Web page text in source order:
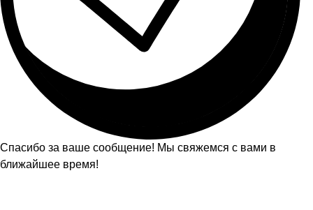
Спасибо за ваше сообщение! Мы свяжемся с вами в
ближайшее время!